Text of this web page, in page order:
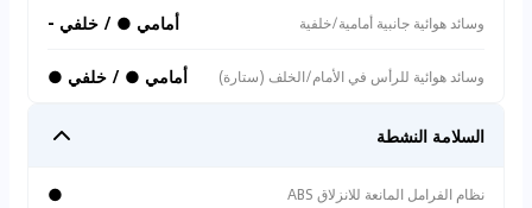
وسائد هوائية جانبية أمامية/خلفية أمامي ● / خلفي -
وسائد هوائية للرأس في الأمام/الخلف (ستارة) أمامي ● / خلفي ●
السلامة النشطة
نظام الفرامل المانعة للانزلاق ABS ●